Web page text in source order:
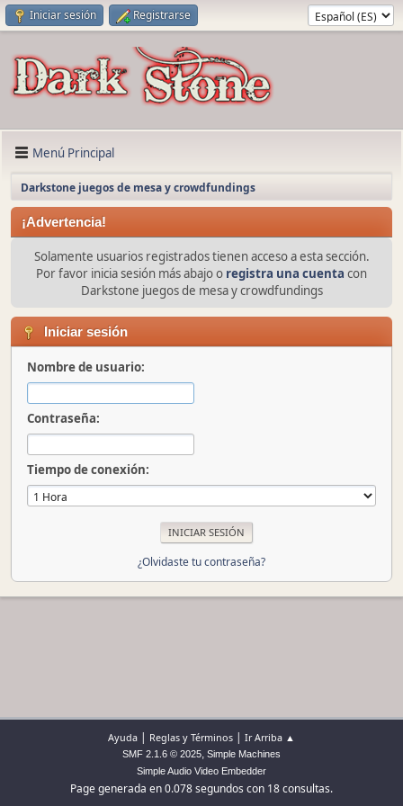
Iniciar sesión Registrarse
Menú Principal
Darkstone juegos de mesa y crowdfundings
¡Advertencia!
Solamente usuarios registrados tienen acceso a esta sección.
Por favor inicia sesión más abajo o registra una cuenta con
Darkstone juegos de mesa y crowdfundings
Iniciar sesión
Nombre de usuario:
Contraseña:
Tiempo de conexión:
¿Olvidaste tu contraseña?
Ayuda | Reglas y Términos | Ir Arriba ▲
SMF 2.1.6 © 2025, Simple Machines
Simple Audio Video Embedder
Page generada en 0.078 segundos con 18 consultas.